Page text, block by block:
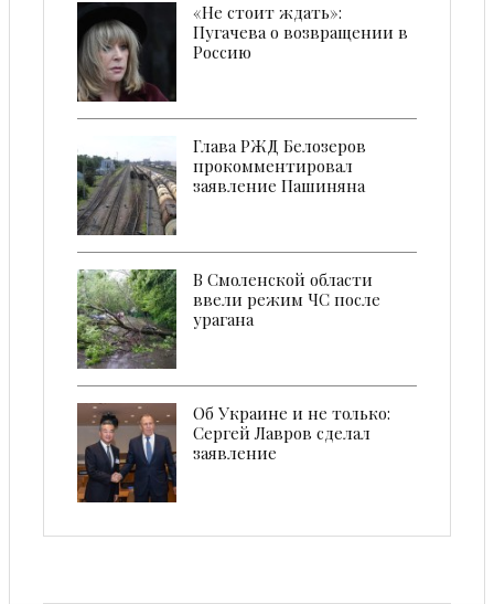
«Не стоит ждать»:
Пугачева о возвращении в
Россию
Глава РЖД Белозеров
прокомментировал
заявление Пашиняна
В Смоленской области
ввели режим ЧС после
урагана
Об Украине и не только:
Сергей Лавров сделал
заявление